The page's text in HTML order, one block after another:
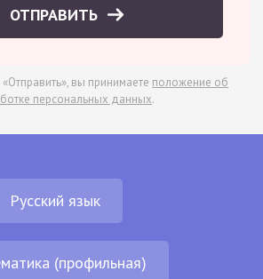
ОТПРАВИТЬ
вы принимаете положение об
персональных данных.
Русский язык
(профильная)